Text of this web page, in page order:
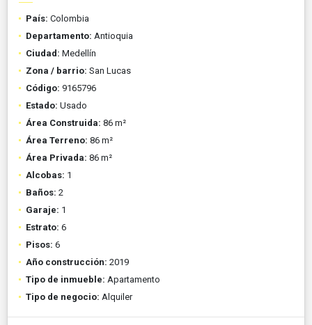
País: Colombia
Departamento: Antioquia
Ciudad: Medellín
Zona / barrio: San Lucas
Código: 9165796
Estado: Usado
Área Construida: 86 m²
Área Terreno: 86 m²
Área Privada: 86 m²
Alcobas: 1
Baños: 2
Garaje: 1
Estrato: 6
Pisos: 6
Año construcción: 2019
Tipo de inmueble: Apartamento
Tipo de negocio: Alquiler